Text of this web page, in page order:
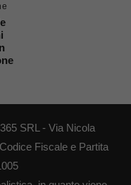
SRL - Via Nicola
Fiscale e Partita